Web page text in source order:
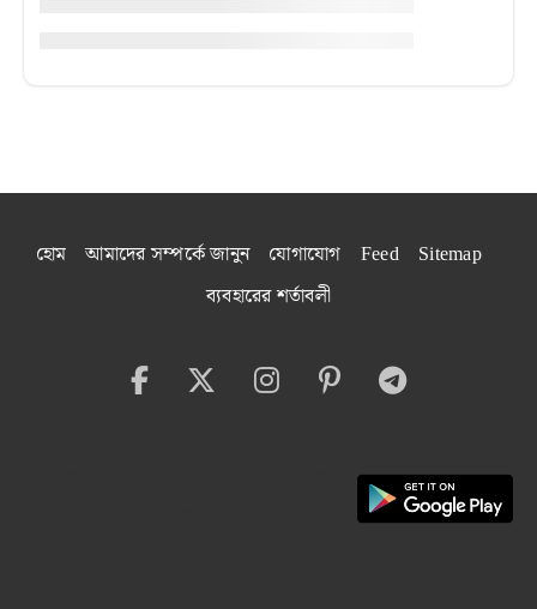
হোম আমাদের সম্পর্কে জানুন যোগাযোগ Feed
Sitemap
ব্যবহারের শর্তাবলী